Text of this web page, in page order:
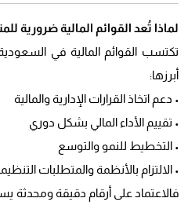
لماذا تُعد القوائم المالية ضرورية
تكتسب القوائم المالية في
أبرزها:
• دعم اتخاذ القرارات الإدارية والمالية
• تقييم الأداء المالي بشكل دوري
• التخطيط للنمو والتوسع
• الالتزام بالأنظمة والمتطلبات التنظيمية
فالاعتماد على أرقام دقيقة ومحدثة